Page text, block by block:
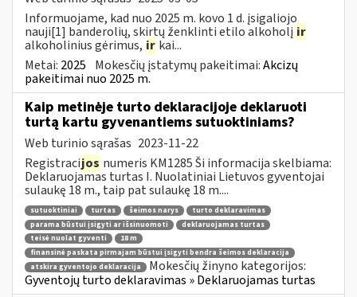
Informuojame, kad nuo 2025 m. kovo 1 d. įsigaliojo
nauji[1] banderolių, skirtų ženklinti etilo alkoholį ir
alkoholinius gėrimus, ir kai...
Metai: 2025 Mokesčių įstatymų pakeitimai:Akcizų
pakeitimai nuo 2025 m.
Kaip metinėje turto deklaracijoje deklaruoti
turtą kartu gyvenantiems sutuoktiniams?
Web turinio sąrašas 2023-11-22
Registracijos numeris KM1285 Ši informacija skelbiama:
Deklaruojamas turtas I. Nuolatiniai Lietuvos gyventojai
sulaukę 18 m., taip pat sulaukę 18 m....
sutuoktiniai turtas šeimos narys
turto deklaravimas
parama būstui įsigyti ar išsinuomoti
deklaruojamas turtas
teisė nuolat gyventi
18 m
finansinė paskata pirmajam būstui įsigyti bendra šeimos deklaracija
atskira gyventojo deklaracija
Mokesčių žinyno kategorijos:
Gyventojų turto deklaravimas » Deklaruojamas turtas